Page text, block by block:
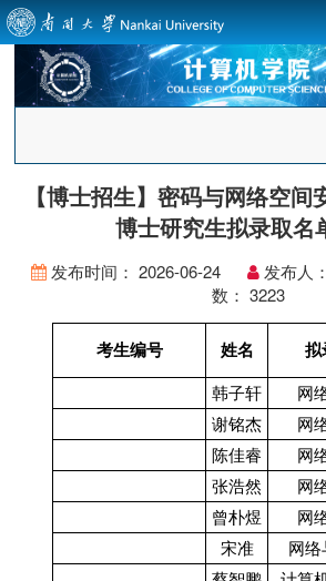
【博士招生】密码与网络空
博士研究生拟录取名
发布时间： 2026-06-24 发布人：
数： 3223
考生编号 姓名 拟
韩子轩 网
谢铭杰
网
陈佳睿
网
张浩然
网
曾朴煜
网
宋准
网